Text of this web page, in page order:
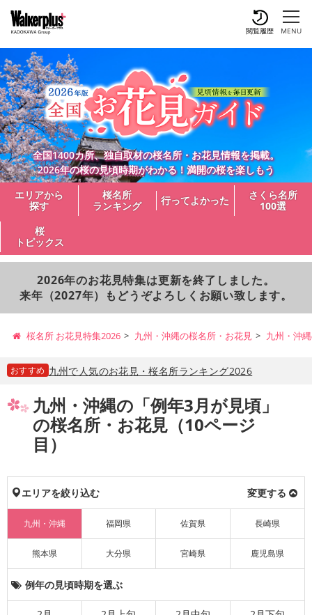
MENU
閲覧履歴
全国1400カ所、独自取材の桜名所・お花見情報を掲載。
2026年の桜の見頃時期がわかる！満開の桜を楽しもう
エリアから
探す
桜名所
ランキング
行ってよかった
さくら名所
100選
桜
トピックス
2026年のお花見特集は更新を終了しました。
来年（2027年）もどうぞよろしくお願い致します。
桜名所 お花見特集2026 九州・沖縄の桜名所・お花見 九州・沖
おすすめ 九州で人気のお花見・桜名所ランキング2026
九州・沖縄の「例年3月が見頃」
の桜名所・お花見（10ページ
目）
エリアを絞り込む 変更する
九州・沖縄 福岡県 佐賀県 長崎県
熊本県 大分県 宮崎県 鹿児島県
例年の見頃時期を選ぶ